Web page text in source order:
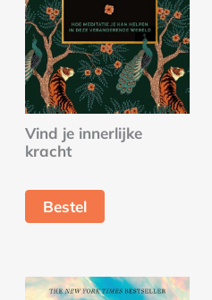
Vind je innerlijke
kracht
Bestel